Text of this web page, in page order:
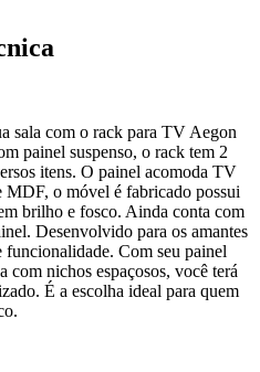
sala com o rack para TV Aegon
painel suspenso, o rack tem 2
itens. O painel acomoda TV
MDF, o móvel é fabricado possui
brilho e fosco. Ainda conta com
Desenvolvido para os amantes
funcionalidade. Com seu painel
com nichos espaçosos, você terá
É a escolha ideal para quem